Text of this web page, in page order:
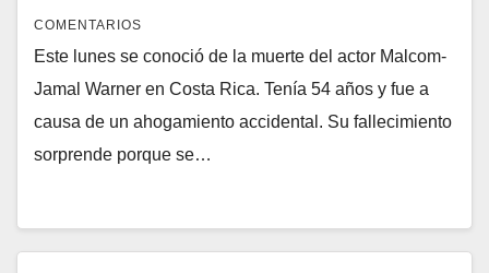
COMENTARIOS
Este lunes se conoció de la muerte del actor Malcom-
Jamal Warner en Costa Rica. Tenía 54 años y fue a
causa de un ahogamiento accidental. Su fallecimiento
sorprende porque se…